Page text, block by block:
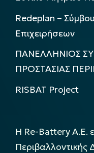
Redeplan –
Επιχειρήσεων
ΠΑΝΕΛΛΗΝΙΟΣ
ΠΡΟΣΤΑΣΙΑΣ
RISBAT Project
Η Re-Battery Α.Ε.
Περιβαλλοντικής